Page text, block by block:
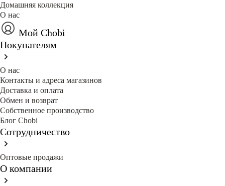
Домашняя коллекция
О нас
Мой Chobi
Покупателям
О нас
Контакты и адреса магазинов
Доставка и оплата
Обмен и возврат
Собственное производство
Блог Сhobi
Сотрудничество
Оптовые продажи
О компании